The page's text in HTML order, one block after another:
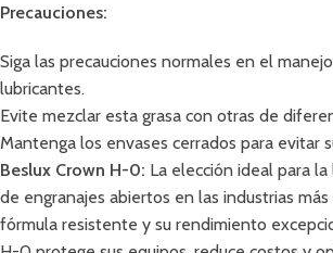
Precauciones:
Siga las precauciones normales en el
lubricantes.
Evite mezclar esta grasa con otras de
Mantenga los envases cerrados para evitar
Beslux Crown H-0: La elección ideal para
de engranajes abiertos en las industrias
fórmula resistente y su rendimiento